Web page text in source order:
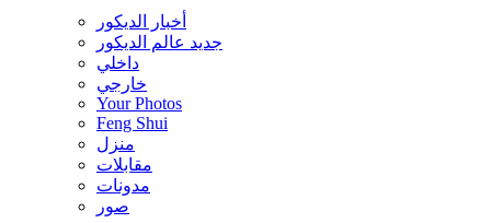
أخبار الديكور
جديد عالم الديكور
داخلي
خارجي
Your Photos
Feng Shui
منزل
مقابلات
مدونات
صور